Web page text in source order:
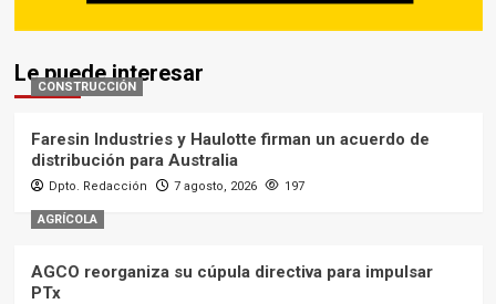
Le puede interesar
CONSTRUCCIÓN
Faresin Industries y Haulotte firman un acuerdo de
distribución para Australia
Dpto. Redacción 7 agosto, 2026 197
AGRÍCOLA
AGCO reorganiza su cúpula directiva para impulsar
PTx